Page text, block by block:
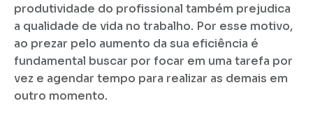
produtividade do profissional também prejudica
a qualidade de vida no trabalho. Por esse motivo,
ao prezar pelo aumento da sua eficiência é
fundamental buscar por focar em uma tarefa por
vez e agendar tempo para realizar as demais em
outro momento.